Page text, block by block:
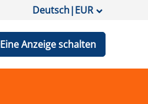
Deutsch|EUR
Eine Anzeige schalten